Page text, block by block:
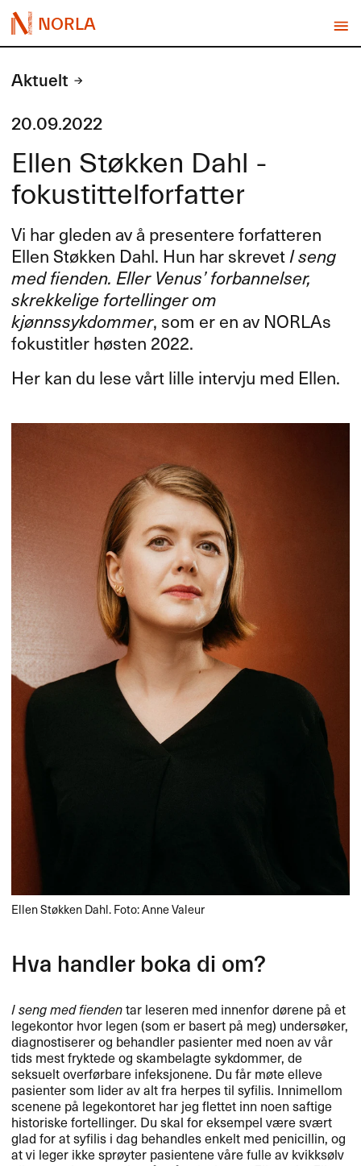
NORLA
Aktuelt
20.09.2022
Ellen Støkken Dahl -
fokustittelforfatter
Vi har gleden av å presentere forfatteren
Ellen Støkken Dahl. Hun har skrevetI seng
med fienden. Eller Venus’ forbannelser,
skrekkelige fortellinger om
kjønnssykdommer, som er en av NORLAs
fokustitler høsten 2022.
Her kan du lese vårt lille intervju med Ellen.
Ellen Støkken Dahl. Foto: Anne Valeur
Hva handler boka di om?
I seng med fiendentar leseren med innenfor dørene på et
legekontor hvor legen (som er basert på meg) undersøker,
diagnostiserer og behandler pasienter med noen av vår
tids mest fryktede og skambelagte sykdommer, de
seksuelt overførbare infeksjonene. Du får møte elleve
pasienter som lider av alt fra herpes til syfilis. Innimellom
scenene på legekontoret har jeg flettet inn noen saftige
historiske fortellinger. Du skal for eksempel være svært
glad for at syfilis i dag behandles enkelt med penicillin, og
at vi leger ikke sprøyter pasientene våre fulle av kvikksølv